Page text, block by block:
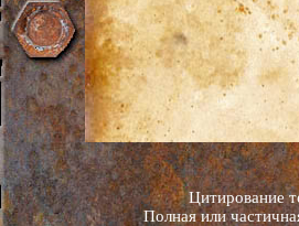
Цитирование
Полная или